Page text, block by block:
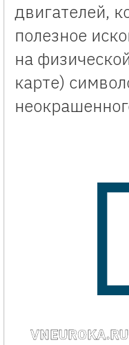
двигателей,
полезное
на
карте)
VNEUROKA.RU